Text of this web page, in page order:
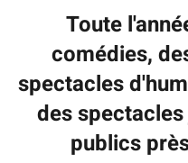
Toute
comédies,
spectacles
des
publics